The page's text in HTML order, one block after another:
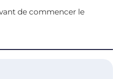
de commencer le